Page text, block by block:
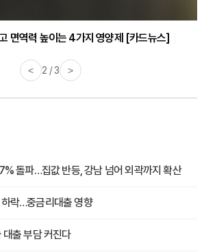
면역력 높이는 4가지 영양제 [카드뉴스]
< 3 / 3 >
돌파…집값 반등, 강남 넘어 외곽까지 확산
락…중금리대출 영향
출 부담 커진다